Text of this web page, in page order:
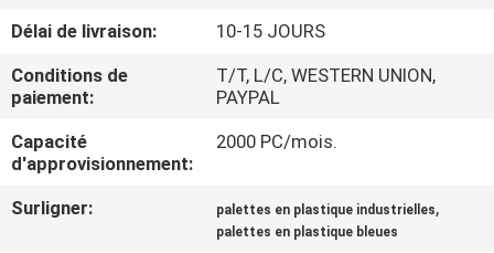
CONTACTEZ-
NOUS
NOUVELLES
CAS
Délai de livraison:
10-15 JOURS
Conditions de
paiement:
T/T, L/C, WESTERN UNION,
PAYPAL
Capacité
d'approvisionnement:
2000 PC/mois.
Surligner: palettes en plastique industrielles,
palettes en plastique bleues